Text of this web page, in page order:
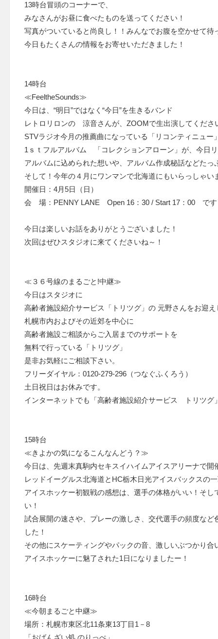
13時台冒頭のコーナーで、
みなさんがお昼に食べたものを送ってください！
写真がついていると尚良し！！みんなでお腹を空かせて待
今日もたくさんの情報をお寄せいただきました！
14時台
≪FeeltheSounds≫
今日は、“明日”ではなく“今日”を生きるバンド
レトロリロンの 涼音さんが、ZOOMで生出演してくださ
STVラジオ今月の推薦曲になっている「リコンティニュー
1ｓｔフルアルバム 「コレクションアローン」が、今日
アルバムに込められた想いや、アルバム作成秘話などたっ
そして！今年の４月にワンマンで北海道にもいらっしゃい
開催日：4月5日（日）
会 場：PENNY LANE Open 16：30 / Start 17：00 です
今日は楽しいお話をありがとうございました！
次回はぜひスタジオに来てくださいね～！
≪３６号線のまるごと!中継≫
今日はスタジオに
高齢者施設紹介サービス「トリツグ」の 元野さんをお迎
札幌市内およびその近郊を中心に
高齢者施設ご相談からご入居までのサポートを
無料で行っている「トリツグ」
是非お気軽にご相談下さい。
フリーダイヤル：0120-279-296（つなぐふくろう）
土日祝日はお休みです。
インターネットでも「高齢者施設紹介サービス トリツグ
15時台
≪きよかの気になるこんなんどう？≫
今日は、先週末真駒内セキスイハイムアイスアリーナで開
レッドイーグルス北海道とHC栃木日光アイスバックスの
アイスホッケー初観戦の感想は、選手の体格がいい！そ
い！
試合展開の速さや、プレーの激しさ、交代選手の頻度な
した！
その他にスケーティングやパックの音、激しいぶつかり合
アイスホッケーに魅了された1日になりましたー！
16時台
≪今朝まるごと中継≫
場所：札幌市東区北11条東13丁目1－8